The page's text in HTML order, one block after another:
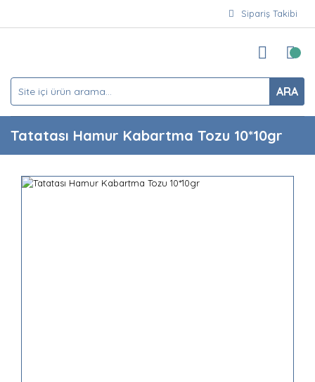
Sipariş Takibi
ARA
Tatatası Hamur Kabartma Tozu 10*10gr